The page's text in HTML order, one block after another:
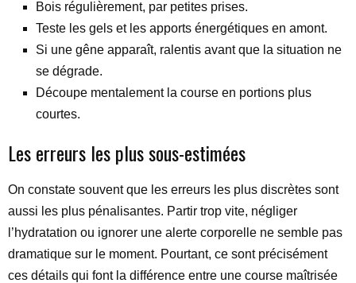
Bois régulièrement, par petites prises.
Teste les gels et les apports énergétiques en amont.
Si une gêne apparaît, ralentis avant que la situation ne
se dégrade.
Découpe mentalement la course en portions plus
courtes.
Les erreurs les plus sous-estimées
On constate souvent que les erreurs les plus discrètes sont
aussi les plus pénalisantes. Partir trop vite, négliger
l’hydratation ou ignorer une alerte corporelle ne semble pas
dramatique sur le moment. Pourtant, ce sont précisément
ces détails qui font la différence entre une course maîtrisée